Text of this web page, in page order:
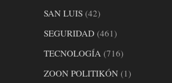
SAN LUIS (42)
SEGURIDAD (461)
TECNOLOGÍA (716)
ZOON POLITIKÓN (1)